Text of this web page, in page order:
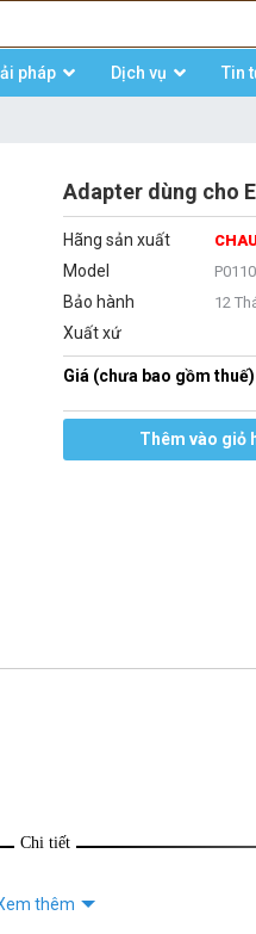
pháp Dịch vụ Tin
Adapter dùng cho
Hãng sản xuất
Model
Bảo hành 12
Xuất xứ
Giá (chưa bao gồm thuế)
Thêm vào giỏ
Chi tiết
thêm